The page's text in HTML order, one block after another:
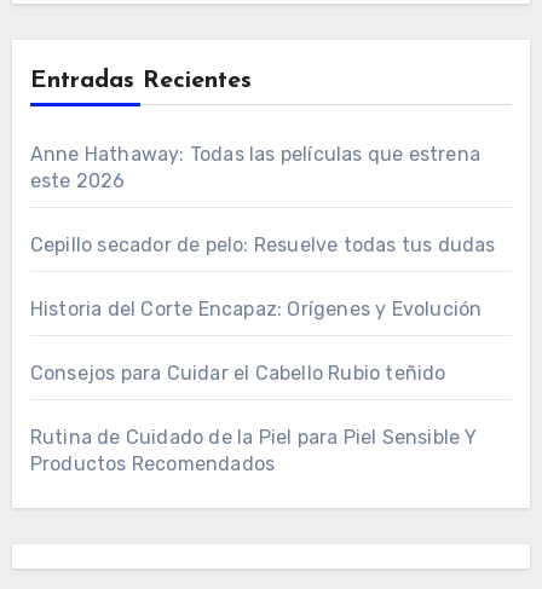
Entradas Recientes
Anne Hathaway: Todas las películas que estrena
este 2026
Cepillo secador de pelo: Resuelve todas tus dudas
Historia del Corte Encapaz: Orígenes y Evolución
Consejos para Cuidar el Cabello Rubio teñido
Rutina de Cuidado de la Piel para Piel Sensible Y
Productos Recomendados